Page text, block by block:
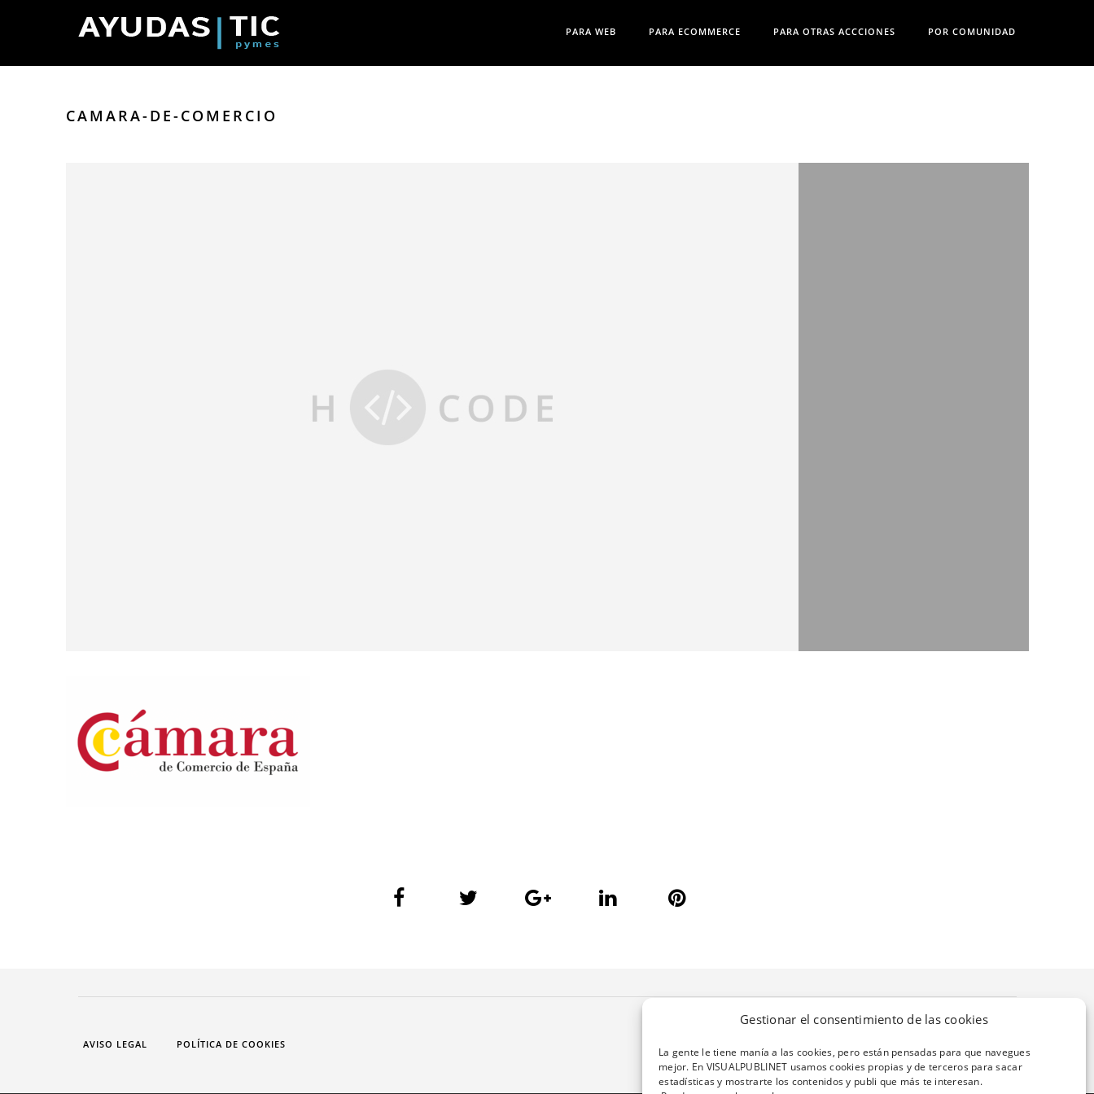
Gestionar el consentimiento de las cookies
La gente le tiene manía a las cookies, pero están pensadas para que navegues
mejor. En VISUALPUBLINET usamos cookies propias y de terceros para sacar
estadísticas y mostrarte los contenidos y publi que más te interesan.
PARA WEB PARA ECOMMERCE PARA OTRAS ACCCIONES POR COMUNIDAD
CAMARA-DE-COMERCIO
AVISO LEGAL POLÍTICA DE COOKIES